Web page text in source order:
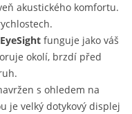
akustického komfortu.
EyeSight funguje jako váš
okolí, brzdí před
s ohledem na
je velký dotykový displej